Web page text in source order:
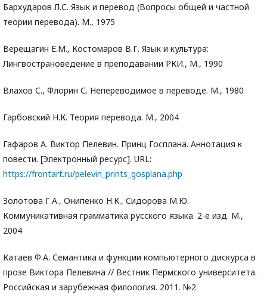
Бархударов Л.С. Язык и перевод (Вопросы общей и частной
теории перевода). М., 1975
Верещагин Е.М., Костомаров В.Г. Язык и культура:
Лингвострановедение в преподавании РКИ., М., 1990
Влахов С., Флорин С. Непереводимое в переводе. М., 1980
Гарбовский Н.К. Теория перевода. М., 2004
Гафаров А. Виктор Пелевин. Принц Госплана. Аннотация к
повести. [Электронный ресурс]. URL:
https://frontart.ru/pelevin_prints_gosplana.php
Золотова Г.А., Онипенко Н.К., Сидорова М.Ю.
Коммуникативная грамматика русского языка. 2-е изд. М.,
2004
Катаев Ф.А. Семантика и функции компьютерного дискурса в
прозе Виктора Пелевина // Вестник Пермского университета.
Российская и зарубежная филология. 2011. №2